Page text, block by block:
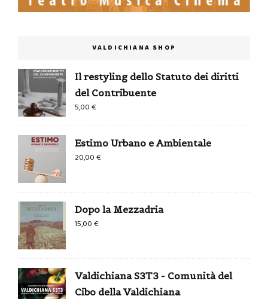
VALDICHIANA SHOP
Il restyling dello Statuto dei diritti
del Contribuente
5,00€
Estimo Urbano e Ambientale
20,00€
Dopo la Mezzadria
15,00€
Valdichiana S3T3 - Comunità del
Cibo della Valdichiana